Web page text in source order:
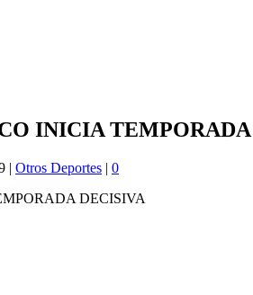
INICIA TEMPORADA
| Otros Deportes | 0